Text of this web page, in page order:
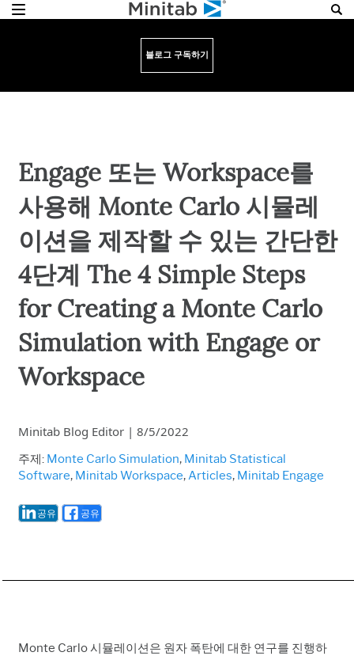
블로그 구독하기
Engage 또는 Workspace를
사용해 Monte Carlo 시뮬레
이션을 제작할 수 있는 간단한
4단계 The 4 Simple Steps
for Creating a Monte Carlo
Simulation with Engage or
Workspace
Minitab Blog Editor | 8/5/2022
주제: Monte Carlo Simulation, Minitab Statistical
Software, Minitab Workspace, Articles, Minitab Engage
공유 공유
Monte Carlo 시뮬레이션은 원자 폭탄에 대한 연구를 진행하